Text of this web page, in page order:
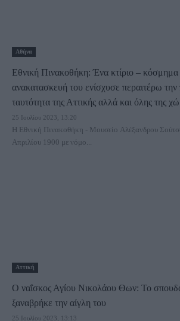
Αθήνα
Εθνική Πινακοθήκη: Ένα κτίριο –
ανακατασκευή του ενίσχυσε περαιτέρω την
ταυτότητα της Αττικής αλλά και όλης της
25 Ιουλίου 2023, 13:20
Η Εθνική Πινακοθήκη - Μουσείο Αλέξανδρου
Απριλίου 1900 με νόμο...
Αττική
Ο ναΐσκος Αγίου Νικολάου Θων: Το
ξαναβρήκε την αίγλη του
25 Ιουλίου 2023, 13:13